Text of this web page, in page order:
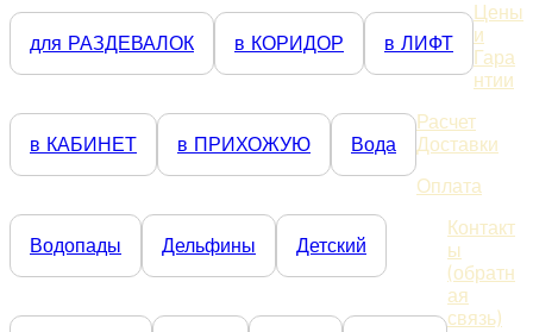
для РАЗДЕВАЛОК в КОРИДОР в ЛИФТ
в КАБИНЕТ в ПРИХОЖУЮ Вода
Водопады Дельфины Детский
Цены
и
Гара
нтии
Расчет
Доставки
Оплата
Контакт
ы
(обратн
ая
связь)